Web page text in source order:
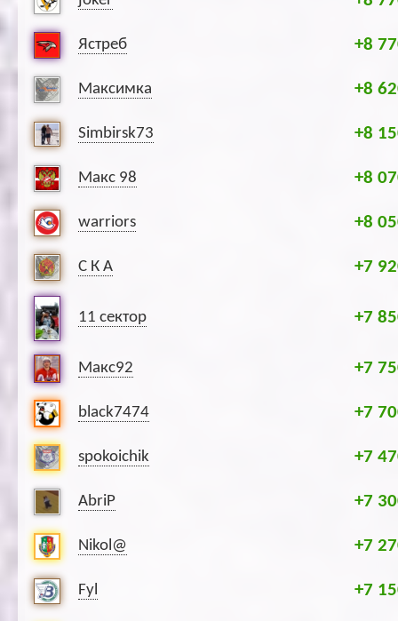
Ястреб +8
Максимка +8
Simbirsk73 +8
Макс 98 +8
warriors +8
С К А +7
11 сектор +7
Макс92 +7
black7474 +7
spokoichik +7
AbriP +7
Nikol@ +7
Fyl +7